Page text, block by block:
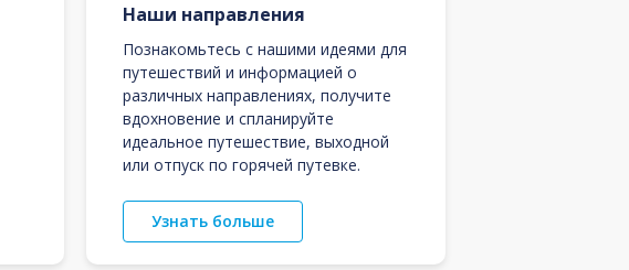
Наши направления
Познакомьтесь с нашими идеями для
путешествий и информацией о
различных направлениях, получите
вдохновение и спланируйте
идеальное путешествие, выходной
или отпуск по горячей путевке.
Узнать больше